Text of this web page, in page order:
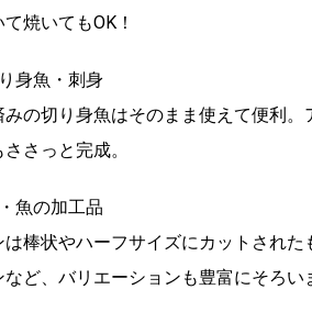
焼いてもOK！
身魚・刺身
みの切り身魚はそのまま使えて便利
さっと完成。
魚の加工品
は棒状やハーフサイズにカットされ
ど、バリエーションも豊富にそろい